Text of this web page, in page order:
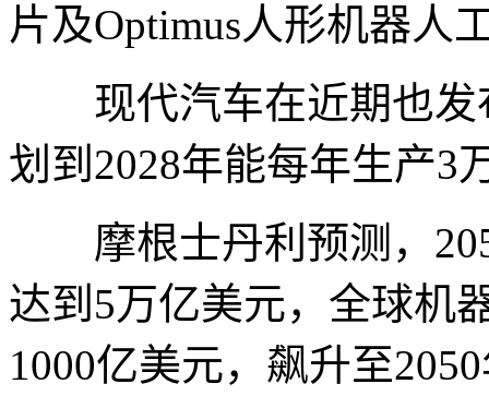
片及Optimus人形机器人
现代汽车在近期也发
划到2028年能每年生产3
摩根士丹利预测，
达到5万亿美元，全球机
1000亿美元，飙升至